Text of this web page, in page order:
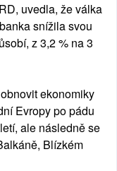
uvedla, že válka
snížila svou
z 3,2 % na 3
ekonomiky
Evropy po pádu
ale následně se
Blízkém